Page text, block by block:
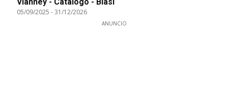
Vianney - Catálogo - Biasi
05/09/2025 -31/12/2026
ANUNCIO